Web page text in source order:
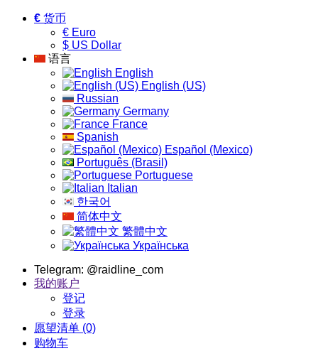
€ 货币
€ Euro
$ US Dollar
语言
English
English (US)
Russian
Germany
France
Spanish
Español (Mexico)
Português (Brasil)
Portuguese
Italian
한국어
简体中文
繁體中文
Українська
Telegram: @raidline_com
我的账户
登记
登录
愿望清单 (0)
购物车